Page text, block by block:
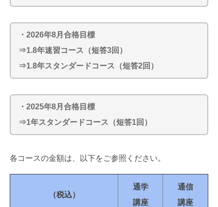
・2026年8月合格目標
⇒1.8年速習コース（短答3回）
⇒1.8年スタンダードコース（短答2回）
・2025年8月合格目標
⇒1年スタンダードコース（短答1回）
各コースの金額は、以下をご参照ください。
（税込）
通学
講座
通信
講座